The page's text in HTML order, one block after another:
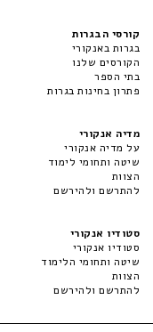
קורסי הבגרות
בגרות באנקורי
הקורסים שלנו
בתי הספר
פתרון בחינות בגרות
מדיה אנקורי
על מדיה אנקורי
שיטה ותחומי לימוד
הצוות
להתרשם ולהירשם
סטודיו אנקורי
סטודיו אנקורי
שיטה ותחומי הלימוד
הצוות
להתרשם ולהירשם